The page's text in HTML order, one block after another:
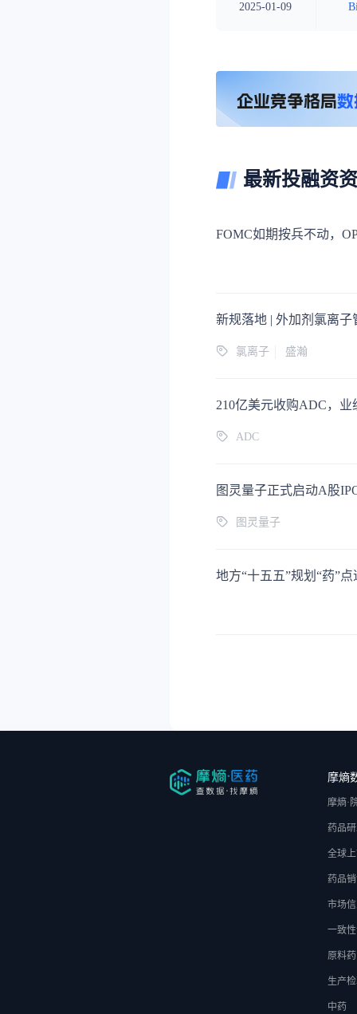
2025-01-09
最新投融资
FOMC如期按兵不动，
氯离子 盛瀚
210亿美元收购ADC，业
ADC
图灵量子
地方“十五五”规划“药”
摩熵
摩熵·
药品
全球
药品
市场
一致
原料药
生产
中药